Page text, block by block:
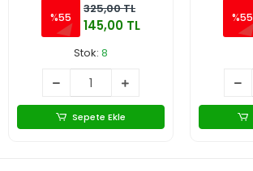
%55
325,00 TL
145,00 TL
Stok: 8
Sepete Ekle
%55